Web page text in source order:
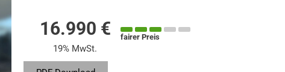
16.990 €
19% MwSt.
fairer Preis